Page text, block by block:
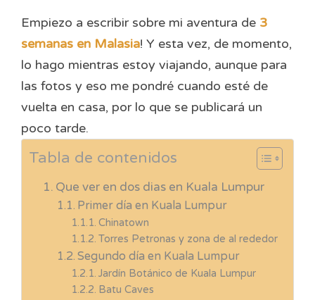
Empiezo a escribir sobre mi aventura de 3
semanas en Malasia! Y esta vez, de momento,
lo hago mientras estoy viajando, aunque para
las fotos y eso me pondré cuando esté de
vuelta en casa, por lo que se publicará un
poco tarde.
Tabla de contenidos
Que ver en dos dias en Kuala Lumpur
Primer día en Kuala Lumpur
Chinatown
Torres Petronas y zona de al rededor
Segundo día en Kuala Lumpur
Jardín Botánico de Kuala Lumpur
Batu Caves